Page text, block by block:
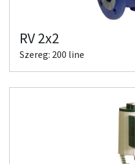
RV 2x2
Szereg: 200 line